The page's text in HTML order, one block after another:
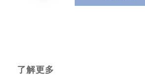
了解更多